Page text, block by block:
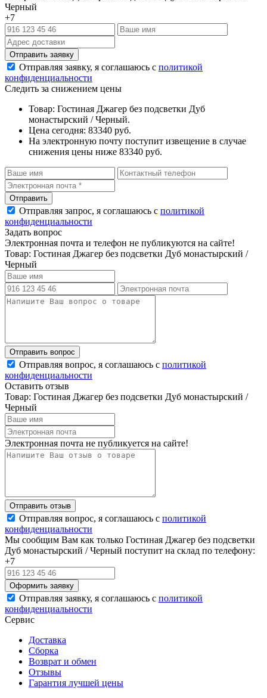
Черный
+7
Отправляя заявку, я соглашаюсь с политикой
конфиденциальности
Следить за снижением цены
Товар: Гостиная Джагер без подсветки Дуб
монастырский / Черный.
Цена сегодня: 83340 руб.
На электронную почту поступит извещение в случае
снижения цены ниже 83340 руб.
Отправляя запрос, я соглашаюсь с политикой
конфиденциальности
Задать вопрос
Электронная почта и телефон не публикуются на сайте!
Товар: Гостиная Джагер без подсветки Дуб монастырский /
Черный
Отправляя вопрос, я соглашаюсь с политикой
конфиденциальности
Оставить отзыв
Товар: Гостиная Джагер без подсветки Дуб монастырский /
Черный
Электронная почта не публикуется на сайте!
Отправляя вопрос, я соглашаюсь с политикой
конфиденциальности
Мы сообщим Вам как только Гостиная Джагер без подсветки
Дуб монастырский / Черный поступит на склад по телефону:
+7
Отправляя заявку, я соглашаюсь с политикой
конфиденциальности
Сервис
Доставка
Сборка
Возврат и обмен
Отзывы
Гарантия лучшей цены